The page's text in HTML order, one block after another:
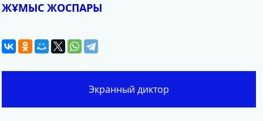
ЖҰМЫС ЖОСПАРЫ
Экранный диктор